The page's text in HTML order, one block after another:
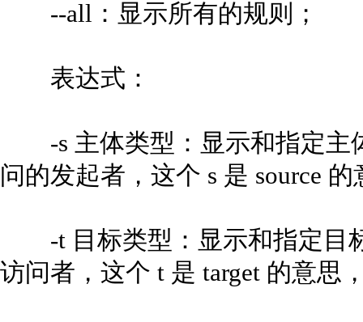
--all：显示所有的规则；
表达式：
-s 主体类型：显示和指定主
问的发起者，这个 s 是 source
-t 目标类型：显示和指定目
访问者，这个 t 是 target 的意思